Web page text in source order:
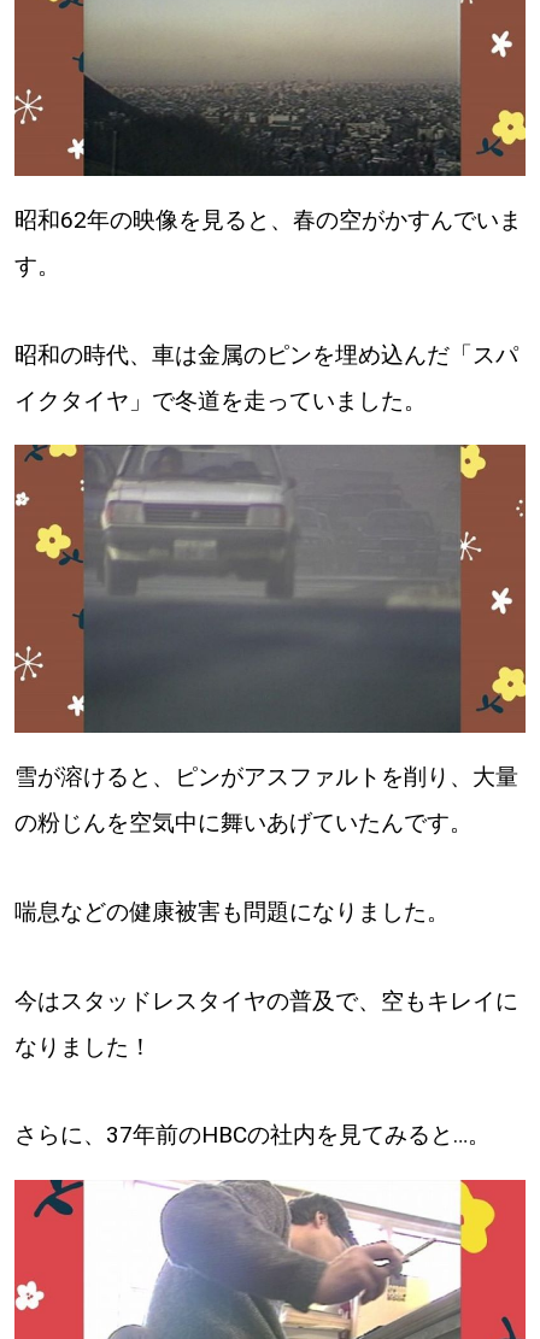
北海道で暮らす、あなたとつくる、
明日への”きっかけ”WEBマガジン
LOCAL
道央
KEYWORD キーワード
Sitakke編集部あい
【いろんな価値観や生き方に触れたい】
Sitakke編集部 IKU
【暮らしの知恵を身につけたい】
【まったり楽しみたい】 札幌市
【道北のお気に入りを見つけたい】
【道東のお気に入りを見つけたい】
昭和62年の映像を見ると、春の空がかすんでいま
す。
昭和の時代、車は金属のピンを埋め込んだ「スパ
イクタイヤ」で冬道を走っていました。
雪が溶けると、ピンがアスファルトを削り、大量
の粉じんを空気中に舞いあげていたんです。
喘息などの健康被害も問題になりました。
今はスタッドレスタイヤの普及で、空もキレイに
なりました！
さらに、37年前のHBCの社内を見てみると…。